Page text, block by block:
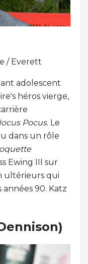
/ Everett
adolescent
héros vierge,
Pocus. Le
dans un rôle
Ewing III sur
ultérieurs qui
90. Katz